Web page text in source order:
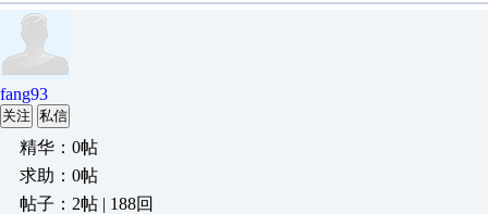
fang93
关注 私信
精华：0帖
求助：0帖
帖子：2帖 | 188回